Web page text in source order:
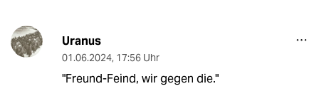
Uranus
01.06.2024, 17:56 Uhr
"Freund-Feind, wir gegen die."